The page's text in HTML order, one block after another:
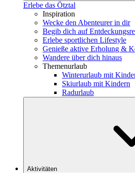
Erlebe das Ötztal
Inspiration
Wecke den Abenteurer in dir
Begib dich auf
Erlebe sportlichen Lifestyle
Genieße aktive Erholung &
Wandere über dich hinaus
Themenurlaub
Winterurlaub mit
Skiurlaub mit Kindern
Radurlaub
Aktivitäten